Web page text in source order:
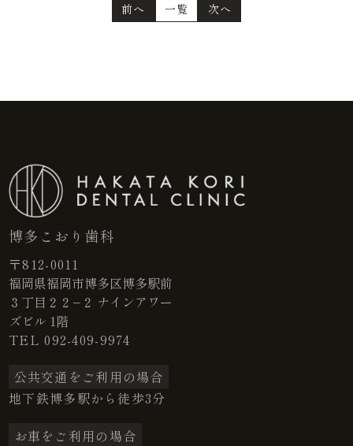
前へ 一覧 次へ
博多こおり歯科
〒812-0011
福岡県福岡市博多区博多駅前
３丁目２２−２ ナインアワー
ズビル 1階
TEL092-409-9974
公共交通をご利用の場合
地下鉄博多駅から徒歩3分
お車をご利用の場合